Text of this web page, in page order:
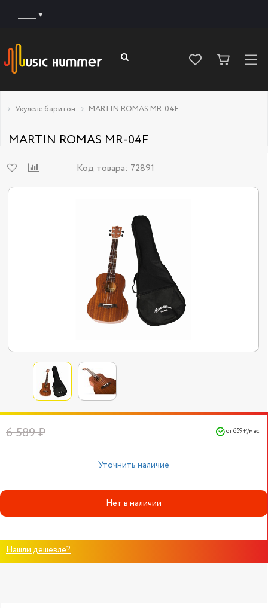
Укулеле баритон MARTIN ROMAS MR-04F
MARTIN ROMAS MR-04F
Код товара: 72891
6 589 ₽ от 659 ₽/мес
Уточнить наличие
Нет в наличии
Нашли дешевле?